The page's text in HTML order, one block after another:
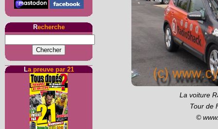
Recherche
La preuve par 21
La voiture
Tour de
©